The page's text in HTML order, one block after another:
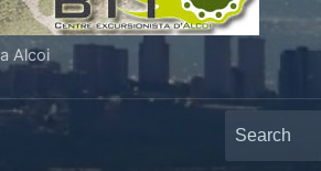
Alcoi
Search
for: